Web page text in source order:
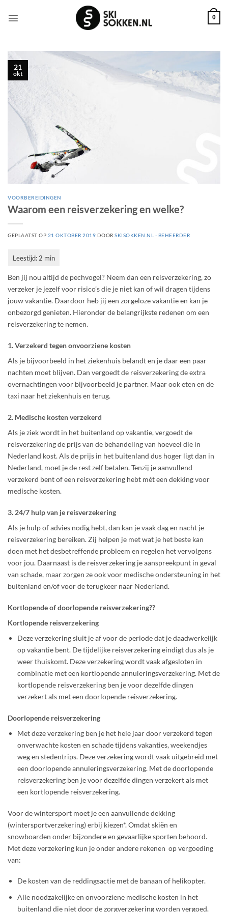
naar
0
21
okt
VOORBEREIDINGEN
Waarom een reisverzekering en welke?
GEPLAATST OP 21 OKTOBER 2019 DOORSKISOKKEN.NL - BEHEERDER
Ben jij nou altijd de pechvogel? Neem dan een reisverzekering, zo
verzeker je jezelf voor risico’s die je niet kan of wil dragen tijdens
jouw vakantie. Daardoor heb jij een zorgeloze vakantie en kan je
onbezorgd genieten. Hieronder de belangrijkste redenen om een
reisverzekering te nemen.
1. Verzekerd tegen onvoorziene kosten
Als je bijvoorbeeld in het ziekenhuis belandt en je daar een paar
nachten moet blijven. Dan vergoedt de reisverzekering de extra
overnachtingen voor bijvoorbeeld je partner. Maar ook eten en de
taxi naar het ziekenhuis en terug.
2. Medische kosten verzekerd
Als je ziek wordt in het buitenland op vakantie, vergoedt de
reisverzekering de prijs van de behandeling van hoeveel die in
Nederland kost. Als de prijs in het buitenland dus hoger ligt dan in
Nederland, moet je de rest zelf betalen. Tenzij je aanvullend
verzekerd bent of een reisverzekering hebt mét een dekking voor
medische kosten.
3. 24/7 hulp van je reisverzekering
Als je hulp of advies nodig hebt, dan kan je vaak dag en nacht je
reisverzekering bereiken. Zij helpen je met wat je het beste kan
doen met het desbetreffende probleem en regelen het vervolgens
voor jou. Daarnaast is de reisverzekering je aanspreekpunt in geval
van schade, maar zorgen ze ook voor medische ondersteuning in het
buitenland en/of voor de terugkeer naar Nederland.
Kortlopende of doorlopende reisverzekering??
Kortlopende reisverzekering
Deze verzekering sluit je af voor de periode dat je daadwerkelijk
op vakantie bent. De tijdelijke reisverzekering eindigt dus als je
weer thuiskomt. Deze verzekering wordt vaak afgesloten in
combinatie met een kortlopende annuleringsverzekering. Met de
kortlopende reisverzekering ben je voor dezelfde dingen
verzekert als met een doorlopende reisverzekering.
Doorlopende reisverzekering
Met deze verzekering ben je het hele jaar door verzekerd tegen
onverwachte kosten en schade tijdens vakanties, weekendjes
weg en stedentrips. Deze verzekering wordt vaak uitgebreid met
een doorlopende annuleringsverzekering. Met de doorlopende
reisverzekering ben je voor dezelfde dingen verzekert als met
een kortlopende reisverzekering.
Voor de wintersport moet je een aanvullende dekking
(wintersportverzekering) erbij kiezen*. Omdat skiën en
snowboarden onder bijzondere en gevaarlijke sporten behoord.
Met deze verzekering kun je onder andere rekenen op vergoeding
van:
De kosten van de reddingsactie met de banaan of helikopter.
Alle noodzakelijke en onvoorziene medische kosten in het
buitenland die niet door de zorgverzekering worden vergoed.